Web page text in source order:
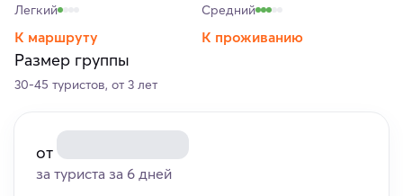
Легкий
К маршруту
Средний
К проживанию
Размер группы
30-45 туристов, от 3 лет
от
за туриста за 6 дней